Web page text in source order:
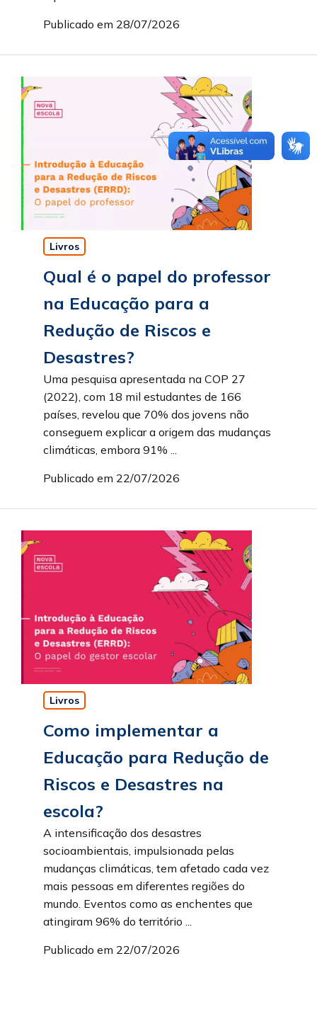
Publicado em 28/07/2026
Livros
Qual é o papel do professor
na Educação para a
Redução de Riscos e
Desastres?
Uma pesquisa apresentada na COP 27
(2022), com 18 mil estudantes de 166
países, revelou que 70% dos jovens não
conseguem explicar a origem das mudanças
climáticas, embora 91% ...
Publicado em 22/07/2026
Livros
Como implementar a
Educação para Redução de
Riscos e Desastres na
escola?
A intensificação dos desastres
socioambientais, impulsionada pelas
mudanças climáticas, tem afetado cada vez
mais pessoas em diferentes regiões do
mundo. Eventos como as enchentes que
atingiram 96% do território ...
Publicado em 22/07/2026